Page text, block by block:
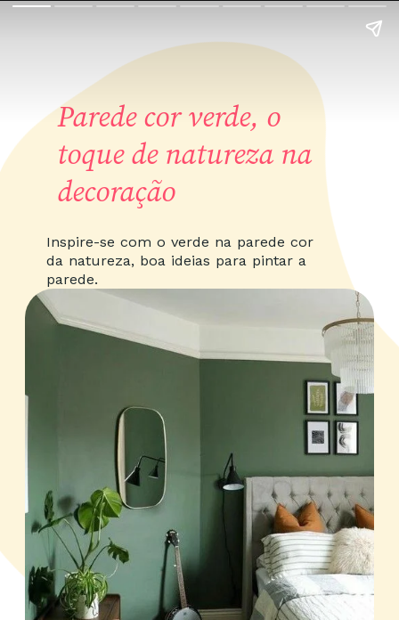
Inspire-se com o verde na parede cor
da natureza, boa ideias para pintar a
parede.
Parede cor verde, o
toque de natureza na
decoração